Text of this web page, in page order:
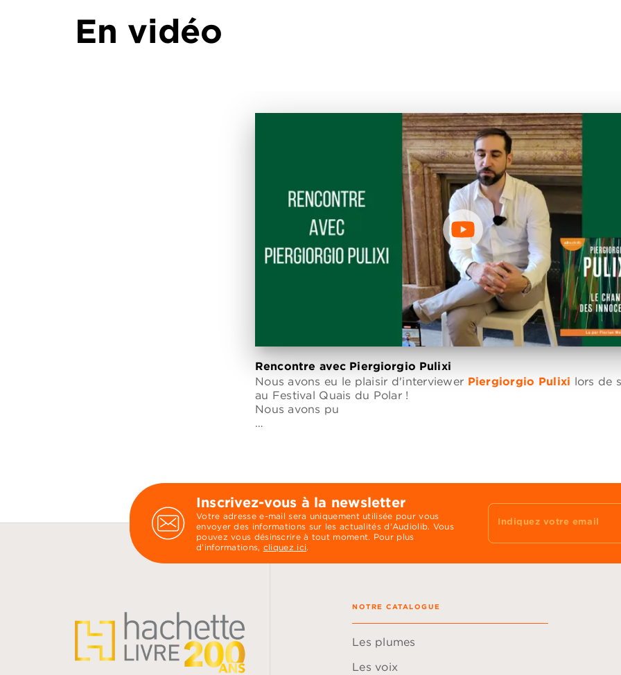
En vidéo
Rencontre avec Piergiorgio Pulixi
Nous avons eu le plaisir d'interviewer Piergiorgio Pulixi lors de
au Festival Quais du Polar !
Nous avons pu
…
Inscrivez-vous à la newsletter
Votre adresse e-mail sera uniquement utilisée pour vous
envoyer des informations sur les actualités d'Audiolib. Vous
pouvez vous désinscrire à tout moment. Pour plus
d’informations, cliquez ici.
Indiquez votre email
NOTRE CATALOGUE
Les plumes
Les voix